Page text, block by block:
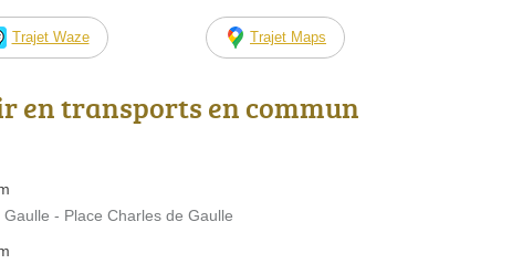
Trajet Waze Trajet Maps
en transports en commun
- Place Charles de Gaulle